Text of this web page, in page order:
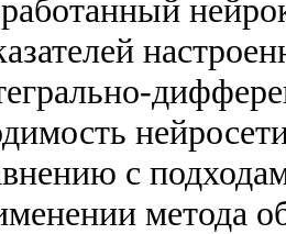
с
метода